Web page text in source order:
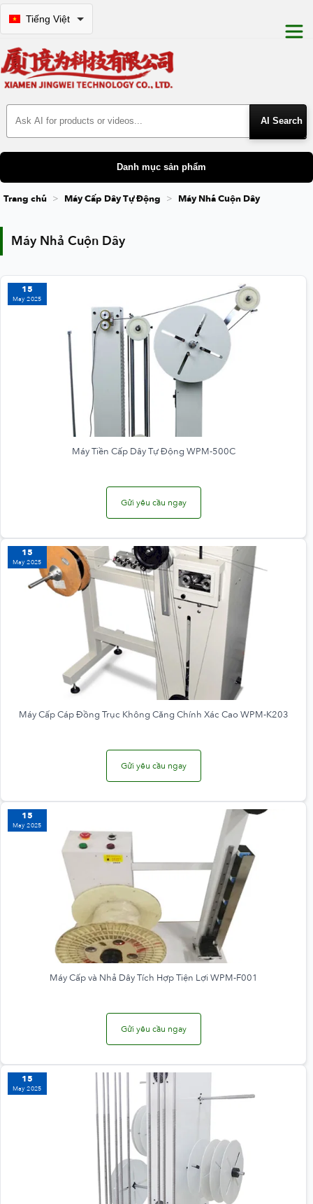
Tiếng Việt
Search Products
Danh mục sản phẩm
Trang chủ Máy Cấp Dây Tự Động Máy Nhả Cuộn Dây
Máy Nhả Cuộn Dây
15
May 2025
Máy Tiền Cấp Dây Tự Động WPM-500C
Gửi yêu cầu ngay
15
May 2025
Máy Cấp Cáp Đồng Trục Không Căng Chính Xác Cao WPM-K203
Gửi yêu cầu ngay
15
May 2025
Máy Cấp và Nhả Dây Tích Hợp Tiện Lợi WPM-F001
Gửi yêu cầu ngay
15
May 2025